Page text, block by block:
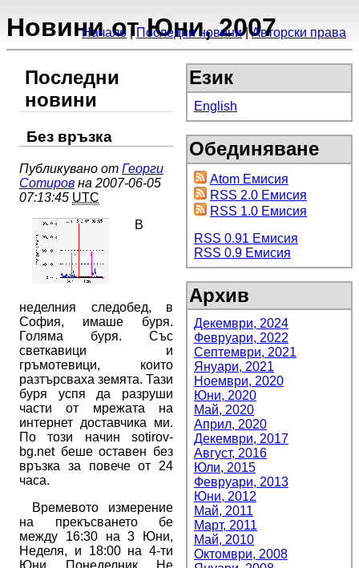
Новини от Юни, 2007
Начало Последни новини Авторски права
Език
English
Обединяване
Atom Емисия
RSS 2.0 Емисия
RSS 1.0 Емисия
RSS 0.91 Емисия
RSS 0.9 Емисия
Архив
Декември, 2024
Февруари, 2022
Септември, 2021
Януари, 2021
Ноември, 2020
Юни, 2020
Май, 2020
Април, 2020
Декември, 2017
Август, 2016
Юли, 2015
Февруари, 2013
Юни, 2012
Май, 2011
Март, 2011
Май, 2010
Октомври, 2008
Последни
новини
Без връзка
Публикувано от Георги
Сотиров на 2007-06-05
07:13:45 UTC
В
неделния следобед, в
София, имаше буря.
Голяма буря. Със
светкавици и
гръмотевици, които
разтърсваха земята. Тази
буря успя да разруши
части от мрежата на
интернет доставчика ми.
По този начин sotirov-
bg.net беше оставен без
връзка за повече от 24
часа.
Времевото измерение
на прекъсването бе
между 16:30 на 3 Юни,
Неделя, и 18:00 на 4-ти
Юни, Понеделник. Не